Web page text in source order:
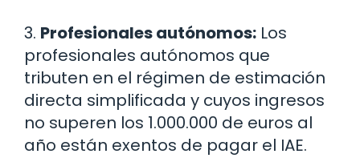
3. Profesionales autónomos: Los
profesionales autónomos que
tributen en el régimen de estimación
directa simplificada y cuyos ingresos
no superen los 1.000.000 de euros al
año están exentos de pagar el IAE.